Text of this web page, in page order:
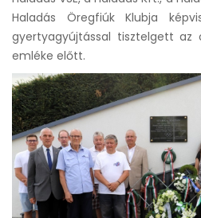
Haladás Öregfiúk Klubja
gyertyagyújtással tisztelgett az
emléke előtt.